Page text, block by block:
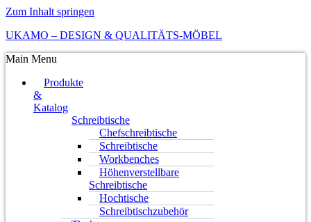
Zum Inhalt springen
UKAMO – DESIGN & QUALITÄTS-MÖBEL
Main Menu
Produkte
&
Katalog
Schreibtische
Chefschreibtische
Schreibtische
Workbenches
Höhenverstellbare
Schreibtische
Hochtische
Schreibtischzubehör